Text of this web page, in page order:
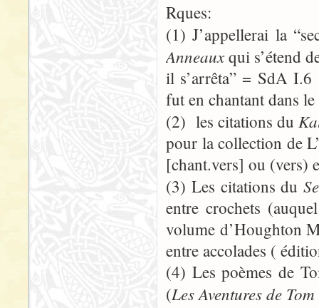
Rques:
(1) J’appellerai la
Anneauxqui s’étend
il s’arrêta” = SdA
fut en chantant dans
(2) les citations du
pour la collection de
[chant.vers] ou (vers)
(3) Les citations du
entre crochets
volume d’Houghton
entre accolades (
(4) Les poèmes de
(Les Aventures de